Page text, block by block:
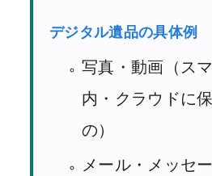
デジタル遺品の具体例
写真・動画（ス
内・クラウドに
の）
メール・メッセ